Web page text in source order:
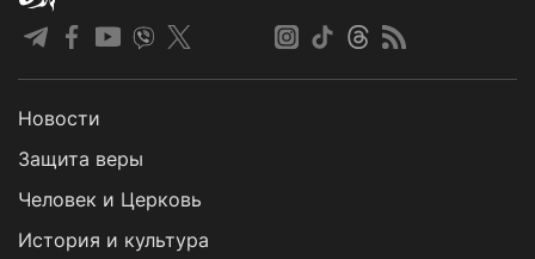
Новости
Защита веры
Человек и Церковь
История и культура